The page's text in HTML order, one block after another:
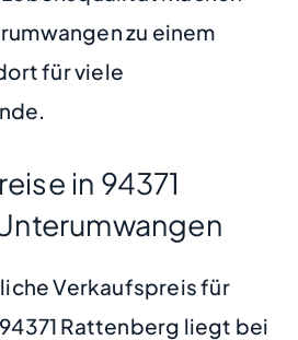
zu einem
für viele
in 94371
Verkaufspreis für
Rattenberg liegt bei